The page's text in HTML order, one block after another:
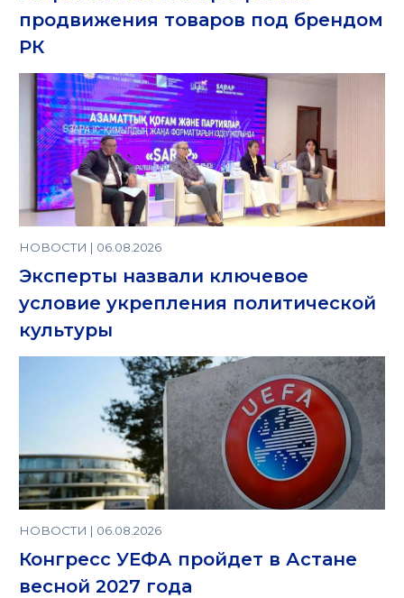
продвижения товаров под брендом
РК
НОВОСТИ | 06.08.2026
Эксперты назвали ключевое
условие укрепления политической
культуры
НОВОСТИ | 06.08.2026
Конгресс УЕФА пройдет в Астане
весной 2027 года